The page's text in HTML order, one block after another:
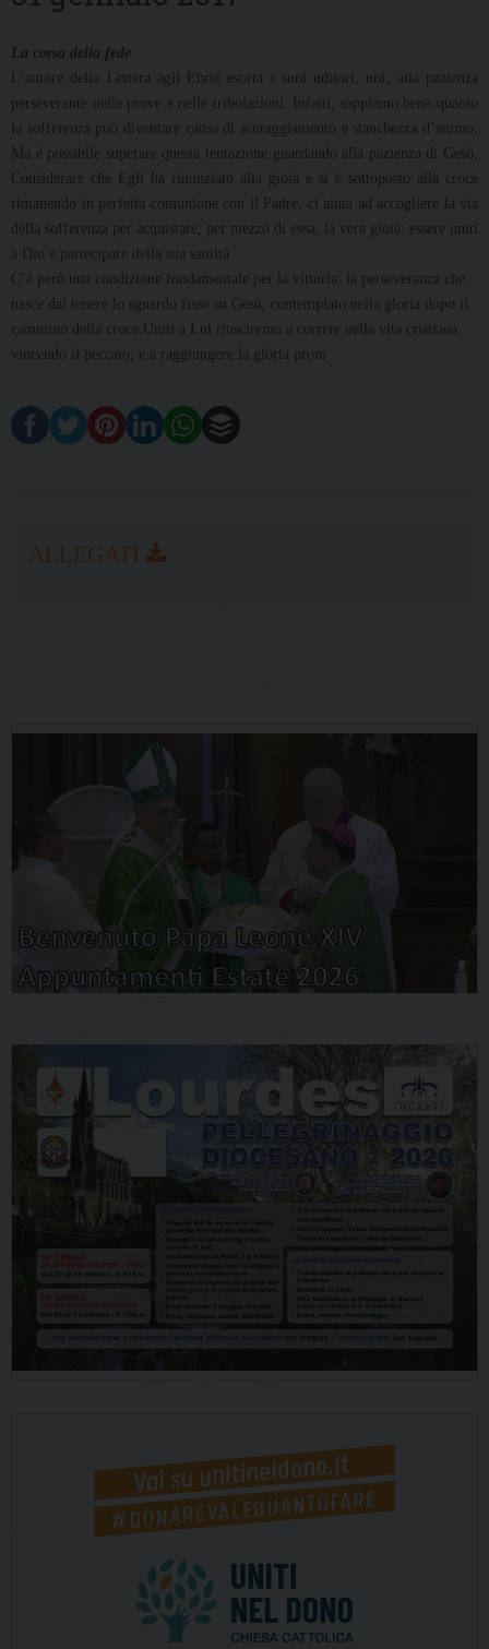
La corsa della fede
L’autore della Lettera agli Ebrei esorta i suoi uditori, noi, alla pazienza
perseverante nelle prove e nelle tribolazioni. Infatti, sappiamo bene quanto
la sofferenza può diventare causa di scoraggiamento e stanchezza d’animo.
Ma è possibile superare questa tentazione guardando alla pazienza di Gesù.
Considerare che Egli ha rinunziato alla gioia e si è sottoposto alla croce
rimanendo in perfetta comunione con il Padre, ci aiuta ad accogliere la via
della sofferenza per acquistare, per mezzo di essa, la vera gioia: essere uniti
a Dio e partecipare della sua santità.
C’è però una condizione fondamentale per la vittoria: la perseveranza che
nasce dal tenere lo sguardo fisso su Gesù, contemplato nella gloria dopo il
cammino della croce.Uniti a Lui riusciremo a correre nella vita cristiana,
vincendo il peccato, e a raggiungere la gloria prom